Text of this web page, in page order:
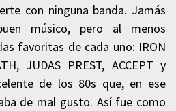
con ninguna banda. Jamás
músico, pero al menos
favoritas de cada uno: IRON
JUDAS PREST, ACCEPT y
de los 80s que, en ese
de mal gusto. Así fue como